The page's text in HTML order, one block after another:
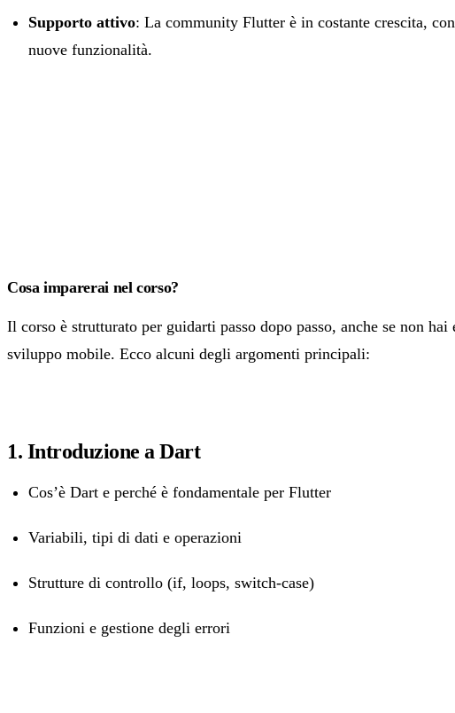
Supporto attivo: La community Flutter è in costante crescita,
nuove funzionalità.
Cosa imparerai nel corso?
Il corso è strutturato per guidarti passo dopo passo, anche se non hai
sviluppo mobile. Ecco alcuni degli argomenti principali:
1. Introduzione a Dart
Cos’è Dart e perché è fondamentale per Flutter
Variabili, tipi di dati e operazioni
Strutture di controllo (if, loops, switch-case)
Funzioni e gestione degli errori